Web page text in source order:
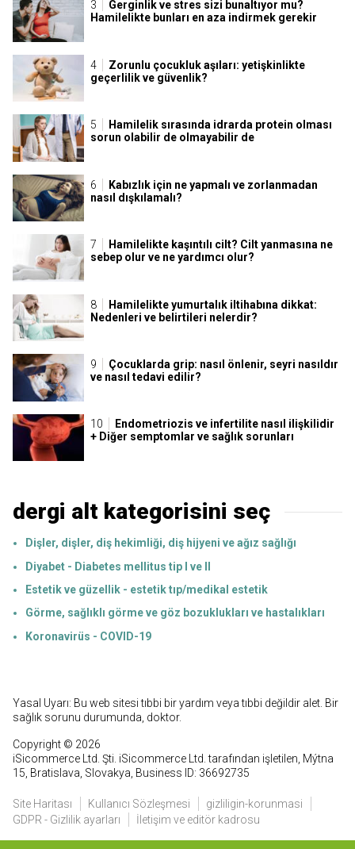
Gerginlik ve stres sizi bunaltıyor mu?
Hamilelikte bunları en aza indirmek gerekir
Zorunlu çocukluk aşıları: yetişkinlikte
geçerlilik ve güvenlik?
Hamilelik sırasında idrarda protein olması
sorun olabilir de olmayabilir de
Kabızlık için ne yapmalı ve zorlanmadan
nasıl dışkılamalı?
Hamilelikte kaşıntılı cilt? Cilt yanmasına ne
sebep olur ve ne yardımcı olur?
Hamilelikte yumurtalık iltihabına dikkat:
Nedenleri ve belirtileri nelerdir?
Çocuklarda grip: nasıl önlenir, seyri nasıldır
ve nasıl tedavi edilir?
Endometriozis ve infertilite nasıl ilişkilidir
+ Diğer semptomlar ve sağlık sorunları
dergi alt kategorisini seç
Dişler, dişler, diş hekimliği, diş hijyeni ve ağız sağlığı
Diyabet - Diabetes mellitus tip I ve II
Estetik ve güzellik - estetik tıp/medikal estetik
Görme, sağlıklı görme ve göz bozuklukları ve hastalıkları
Koronavirüs - COVID-19
Yasal Uyarı: Bu web sitesi tıbbi bir yardım veya tıbbi değildir alet. Bir
sağlık sorunu durumunda, doktor.
Copyright © 2026
iSicommerce Ltd. Şti. iSicommerce Ltd. tarafından işletilen, Mýtna
15, Bratislava, Slovakya, Business ID: 36692735
Site Haritası Kullanıcı Sözleşmesi
gizliligin-korunmasi
GDPR - Gizlilik ayarları
İletişim ve editör kadrosu